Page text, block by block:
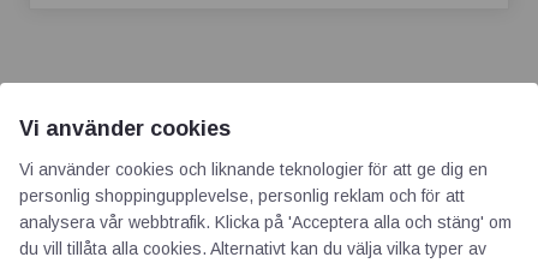
AOTI
Om oss
Vi använder cookies
Vi använder cookies och liknande teknologier för att ge dig en
personlig shoppingupplevelse, personlig reklam och för att
analysera vår webbtrafik. Klicka på 'Acceptera alla och stäng' om
du vill tillåta alla cookies. Alternativt kan du välja vilka typer av